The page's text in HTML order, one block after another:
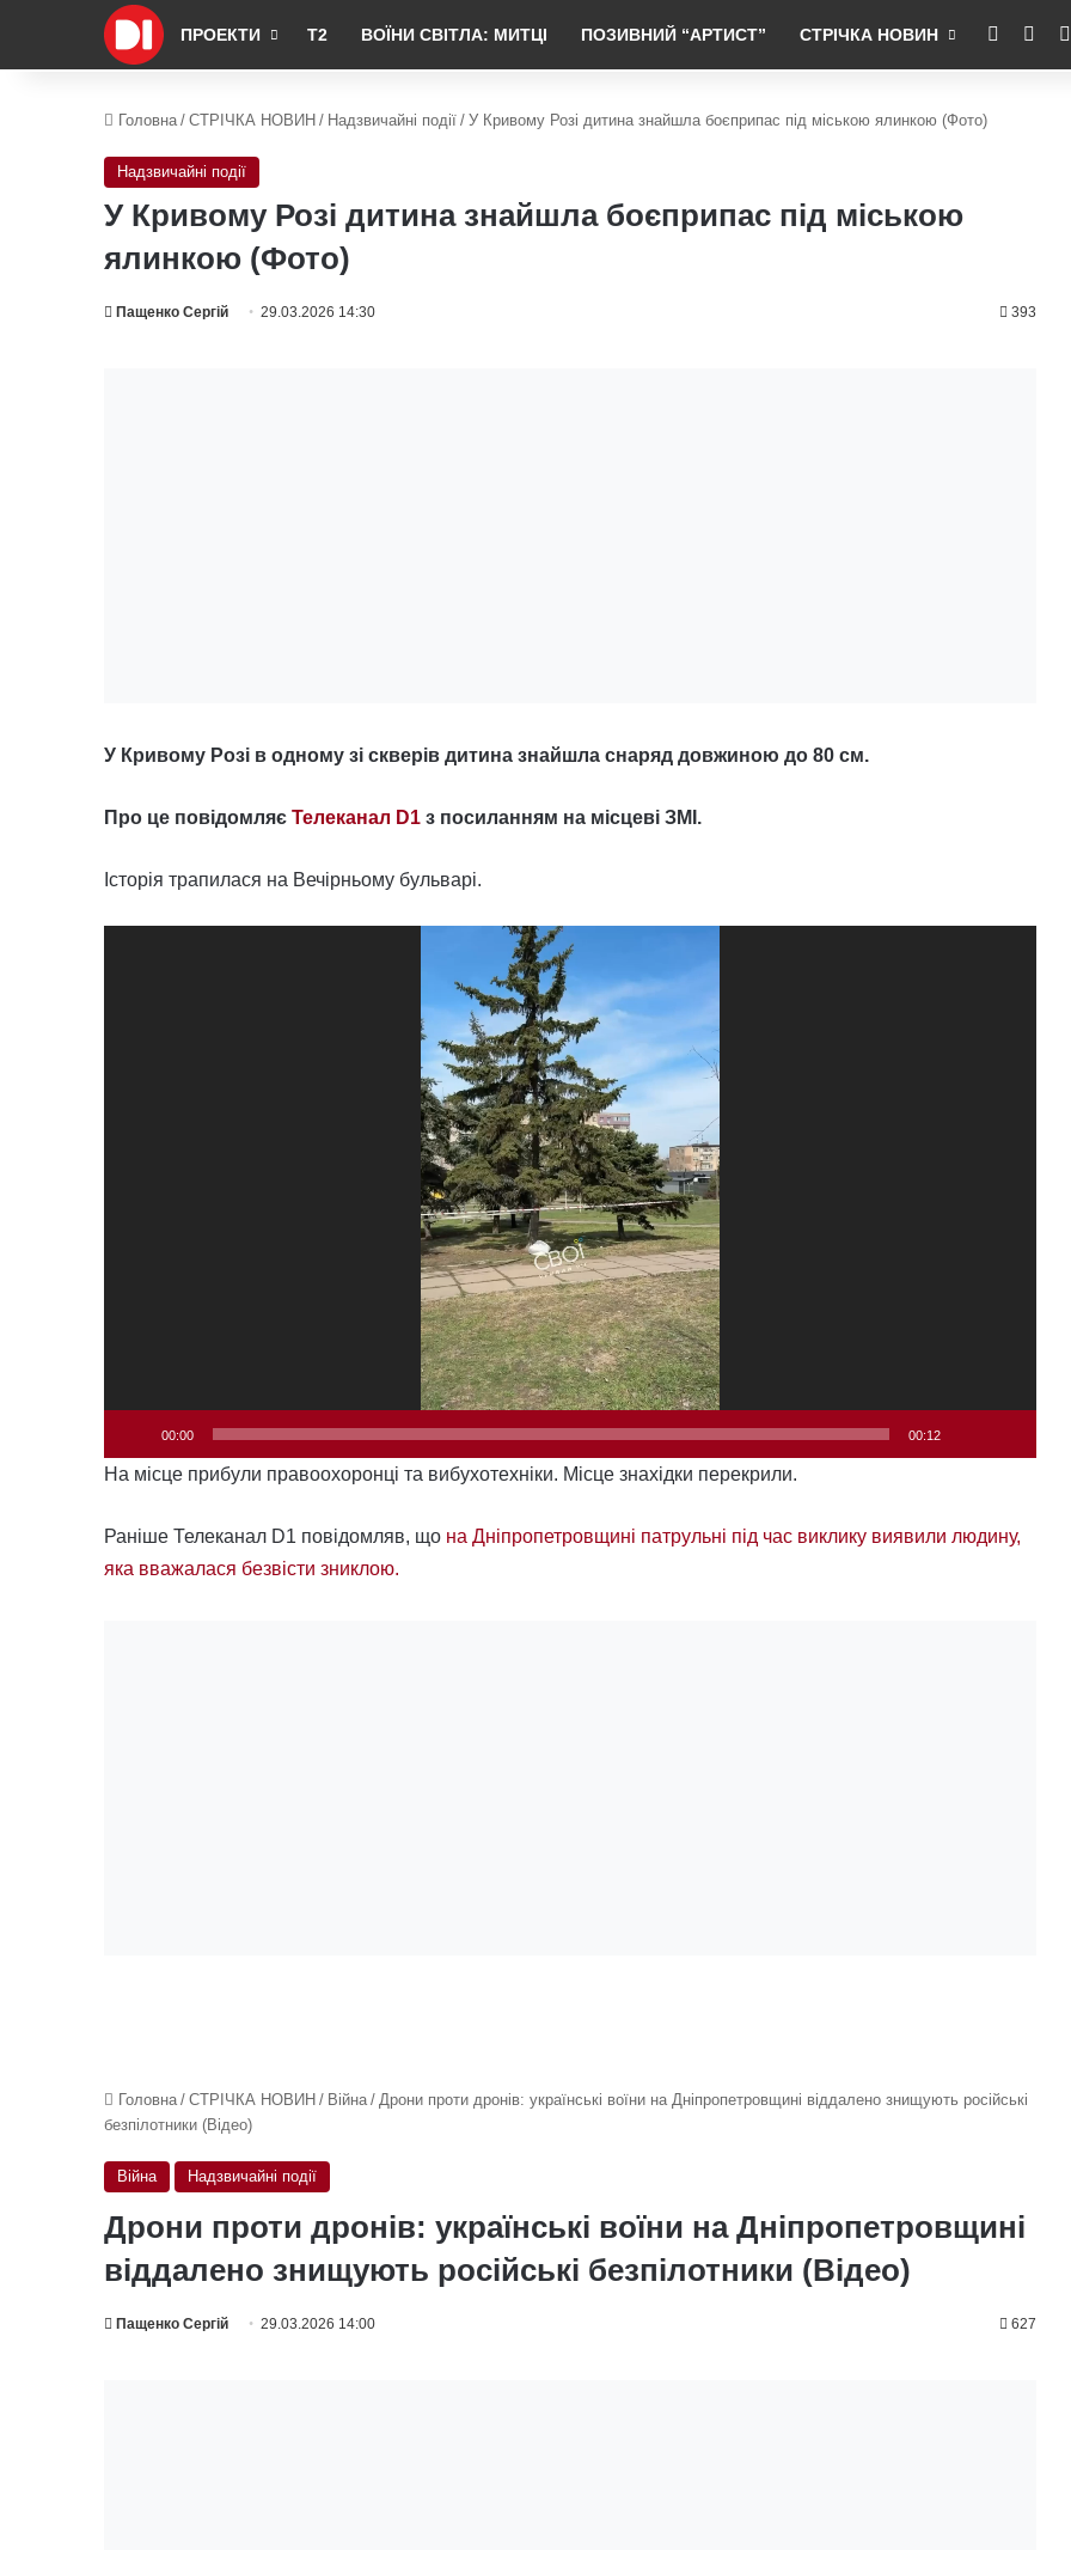
ПРОЕКТИ Т2 ВОЇНИ СВІТЛА: МИТЦІ ПОЗИВНИЙ “АРТИСТ” СТРІЧКА НОВИН RSS
Головна / СТРІЧКА НОВИН / Надзвичайні події / У Кривому Розі дитина знайшла боєприпас під міською ялинкою (Фото)
Надзвичайні події
У Кривому Розі дитина знайшла боєприпас під міською
ялинкою (Фото)
Пащенко Сергій 29.03.2026 14:30 393
У Кривому Розі в одному зі скверів дитина знайшла снаряд довжиною до 80 см.
Про це повідомляє Телеканал D1 з посиланням на місцеві ЗМІ.
Історія трапилася на Вечірньому бульварі.
00:00 00:12
На місце прибули правоохоронці та вибухотехніки. Місце знахідки перекрили.
Раніше Телеканал D1 повідомляв, що на Дніпропетровщині патрульні під час виклику виявили людину,
яка вважалася безвісти зниклою.